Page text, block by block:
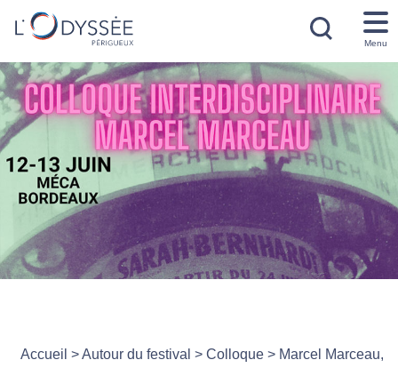
Menu
Accueil >Autour du festival > Colloque > Marcel Marceau,